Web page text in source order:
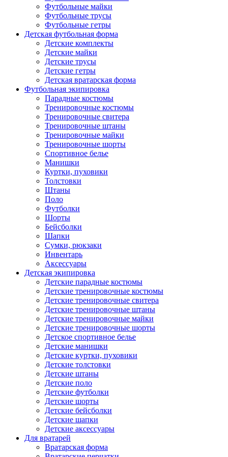
Футбольные майки
Футбольные трусы
Футбольные гетры
Детская футбольная форма
Детские комплекты
Детские майки
Детские трусы
Детские гетры
Детская вратарская форма
Футбольная экипировка
Парадные костюмы
Тренировочные костюмы
Тренировочные свитера
Тренировочные штаны
Тренировочные майки
Тренировочные шорты
Спортивное белье
Манишки
Куртки, пуховики
Толстовки
Штаны
Поло
Футболки
Шорты
Бейсболки
Шапки
Сумки, рюкзаки
Инвентарь
Аксессуары
Детская экипировка
Детские парадные костюмы
Детские тренировочные костюмы
Детские тренировочные свитера
Детские тренировочные штаны
Детские тренировочные майки
Детские тренировочные шорты
Детское спортивное белье
Детские манишки
Детские куртки, пуховики
Детские толстовки
Детские штаны
Детские поло
Детские футболки
Детские шорты
Детские бейсболки
Детские шапки
Детские аксессуары
Для вратарей
Вратарская форма